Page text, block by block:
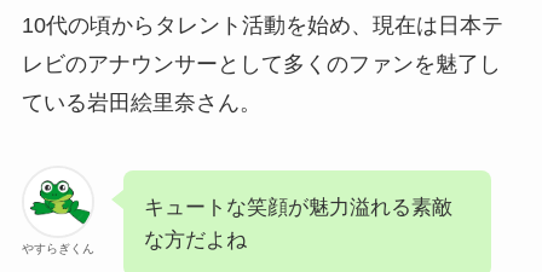
10代の頃からタレント活動を始め、現在は日本テ
レビのアナウンサーとして多くのファンを魅了し
ている岩田絵里奈さん。
やすらぎくん
キュートな笑顔が魅力溢れる素敵
な方だよね